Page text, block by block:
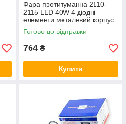
Фара протитуманна 2110-
2115 LED 40W 4 діодні
елементи металевий корпус
(к-кт 2 шт) BLASKAR
Готово до відправки
764 ₴
Купити